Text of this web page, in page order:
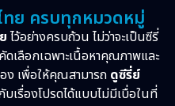
ย ครบทุกหมวดหมู่
ไว้อย่างครบถ้วน ไม่ว่าจะเป็นซีรี่
เลือกเฉพาะเนื้อหาคุณภาพและ
ง เพื่อให้คุณสามารถ ดูซีรี่ย์
เรื่องโปรดได้แบบไม่มีเบื่อในที่